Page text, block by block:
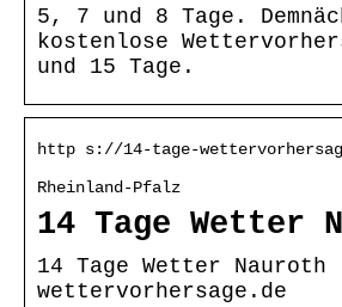
5, 7 und 8 Tage.
kostenlose
und 15 Tage.
http s://14-tage-
Rheinland-Pfalz
14 Tage Wetter
14 Tage Wetter
wettervorhersage.de